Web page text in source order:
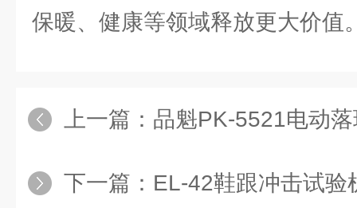
保暖、健康等领域释放更大价值
上一篇： 品魁PK-5521电动落球冲击试验
下一篇： EL-42鞋跟冲击试验机供应商：从研发